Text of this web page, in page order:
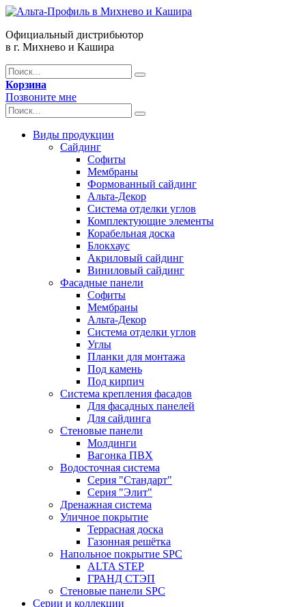
Официальный дистрибьютор
в г. Михнево и Кашира
Корзина
Позвоните мне
Виды продукции
Сайдинг
Софиты
Мембраны
Формованный сайдинг
Альта-Декор
Система отделки углов
Комплектующие элементы
Корабельная доска
Блокхаус
Акриловый сайдинг
Виниловый сайдинг
Фасадные панели
Софиты
Мембраны
Альта-Декор
Система отделки углов
Углы
Планки для монтажа
Под камень
Под кирпич
Система крепления фасадов
Для фасадных панелей
Для сайдинга
Стеновые панели
Молдинги
Вагонка ПВХ
Водосточная система
Серия "Стандарт"
Серия "Элит"
Дренажная система
Уличное покрытие
Террасная доска
Газонная решётка
Напольное покрытие SPC
ALTA STEP
ГРАНД СТЭП
Стеновые панели SPC
Серии и коллекции